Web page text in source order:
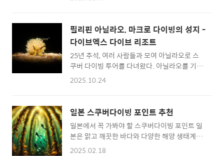
순정 아트모스 미션2 시계줄(스트랩)의 단단함
과 실리콘 재질 특유의 뻣뻣함이죠.(심지어 고
무가 삭아서 끊어짐...
있어 배타기도 너무 편하고, 펀다이빙 포인트와
굉장히 가까워서 이동 시간이 굉장히 짧고 편했
던 기억이 난다. 알고 보니 제주도 일했던 샵의
대표님과 SDI 트레이너 동기셨던,, 알았다면 가
서 더 친한 척해보았을 텐데(?) 다이빙판이 이렇
게나 좁다. 착하게 살아야 하는 이유 +1. 샤크 다
니면서 풍경 위주로 사진과 영상을 찍어보았다.
자세한 후기는 아래 유튜브를 통해 확인해 보시
고, 간단한 소..
필리핀 아닐라오, 마크로 다이빙의 성지 -
다이브엑스 다이브 리조트
25년 추석, 여러 사람들과 모여 아닐라오로 스
쿠버 다이빙 투어를 다녀왔다. 아닐라오를 기대
했던 이유 중에 하나는 바로 마크로 다이빙의 성
다른 샵을 알아봤으나 이왕 가는 거 마크로 다이
빙 전문으로 진행되는 샵을 가면 좋을 것 같아
다녀왔는데 장, 단점이 모두 있었다. 이번 투어
는 평소 다니던 것과는 다르게 모르는 사람들과
조인해 팀을 꾸린 거라 더욱 기대가 되기도 했
2025.10.24
일본 스쿠버다이빙 포인트 추천
일본에서 꼭 가봐야 할 스쿠버다이빙 포인트 일
본은 맑고 깨끗한 바다와 다양한 해양 생태계로
유명한 스쿠버다이빙 명소를 보유하고 있습니
2025.02.18